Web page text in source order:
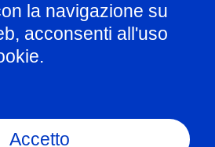
la navigazione su
acconsenti all'uso
Accetto
125 L124/2017